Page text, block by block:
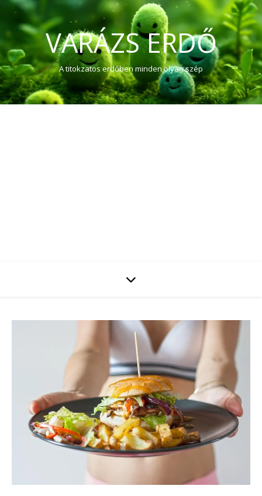
VARÁZS ERDŐ
A titokzatos erdőben minden olyan szép